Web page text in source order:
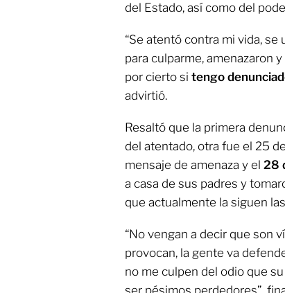
del Estado, así como del
“Se atentó contra mi vida,
para culparme, amenazaron
por cierto si tengo
advirtió.
Resaltó que la primera
del atentado, otra fue el 25
mensaje de amenaza y el 28
a casa de sus padres y
que actualmente la siguen
“No vengan a decir que son
provocan, la gente va
no me culpen del odio que
ser pésimos perdedores”,